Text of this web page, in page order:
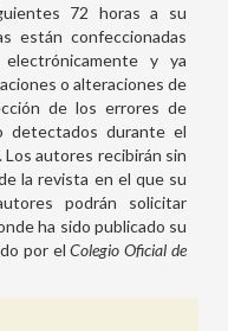
72 horas a su
están confeccionadas
y ya
o alteraciones de
de los errores de
detectados durante el
autores recibirán sin
la revista en el que su
podrán solicitar
ha sido publicado su
por elColegio Oficial de